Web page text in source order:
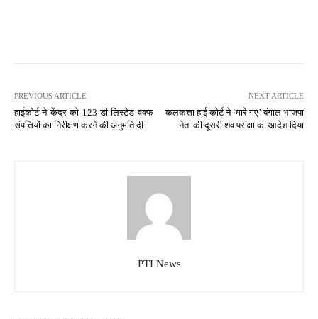
PREVIOUS ARTICLE
हाईकोर्ट ने केंद्र को 123 डी-लिस्टेड वक्फ
संपत्तियों का निरीक्षण करने की अनुमति दी
NEXT ARTICLE
कलकत्ता हाई कोर्ट ने ‘मारे गए’ बंगाल भाजपा
नेता की दूसरी शव परीक्षा का आदेश दिया
PTI News